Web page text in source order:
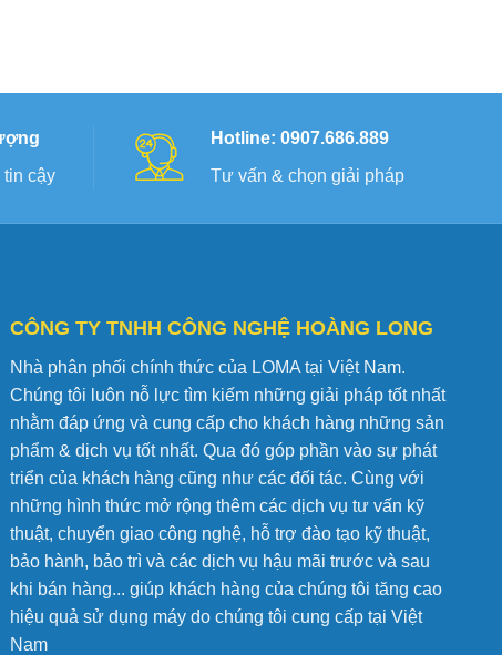
cậy
Hotline: 0907.686.889
Tư vấn & chọn giải pháp
CÔNG TY TNHH CÔNG NGHỆ HOÀNG LONG
Nhà phân phối chính thức của LOMA tại Việt Nam.
Chúng tôi luôn nỗ lực tìm kiếm những giải pháp tốt nhất
nhằm đáp ứng và cung cấp cho khách hàng những sản
phẩm & dịch vụ tốt nhất. Qua đó góp phần vào sự phát
triển của khách hàng cũng như các đối tác. Cùng với
những hình thức mở rộng thêm các dịch vụ tư vấn kỹ
thuật, chuyển giao công nghệ, hỗ trợ đào tạo kỹ thuật,
bảo hành, bảo trì và các dịch vụ hậu mãi trước và sau
khi bán hàng... giúp khách hàng của chúng tôi tăng cao
hiệu quả sử dụng máy do chúng tôi cung cấp tại Việt
Nam